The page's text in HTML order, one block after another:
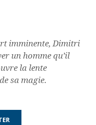
imminente, Dimitri
un homme qu’il
la lente
sa magie.